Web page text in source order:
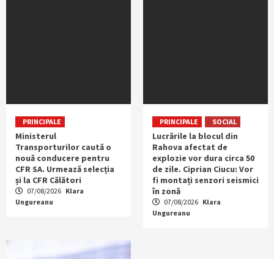
PRINCIPALE
Ministerul
Transporturilor caută o
nouă conducere pentru
CFR SA. Urmează selecția
și la CFR Călători
07/08/2026 Klara
Ungureanu
PRINCIPALE SOCIAL
Lucrările la blocul din
Rahova afectat de
explozie vor dura circa 50
de zile. Ciprian Ciucu: Vor
fi montați senzori seismici
în zonă
07/08/2026 Klara
Ungureanu